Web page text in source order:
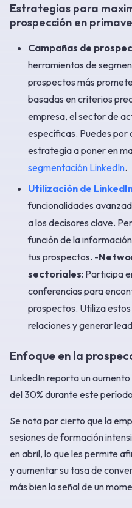
Estrategias para
prospección en
Campañas de
herramientas de
prospectos más
basadas en criterios
empresa, el sector de
específicas. Puedes
estrategia a poner en
segmentación LinkedIn.
Utilización de
funcionalidades
a los decisores clave.
función de la
tus prospectos. -
sectoriales: Participa
conferencias para
prospectos. Utiliza
relaciones y generar
Enfoque en la
LinkedIn reporta un
del 30% durante este
Se nota por cierto que la
sesiones de formación
en abril, lo que les permite
y aumentar su tasa de
más bien la señal de un